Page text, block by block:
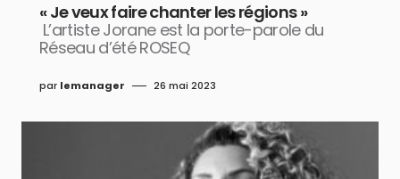
« Je veux faire chanter les régions »
L’artiste Jorane est la porte-parole du
Réseau d’été ROSEQ
par lemanager 26 mai 2023